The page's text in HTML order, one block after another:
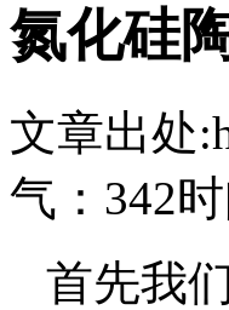
氮化硅
文章出处
气：342
首先我